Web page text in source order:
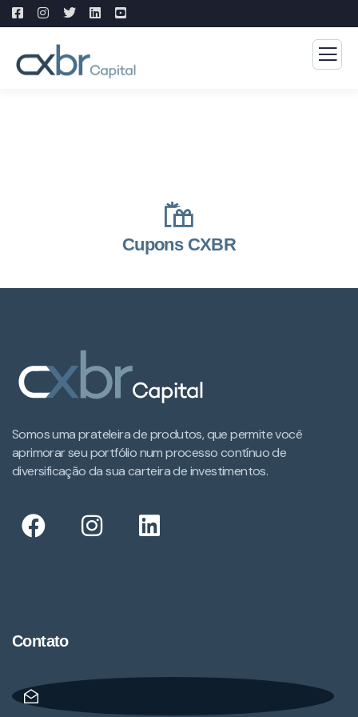
Cupons CXBR
Somos uma prateleira de produtos, que permite você
aprimorar seu portfólio num processo contínuo de
diversificação da sua carteira de investimentos.​
Contato